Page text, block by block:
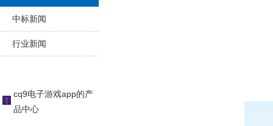
中标新闻
行业新闻
cq9电子游戏app的产
品中心